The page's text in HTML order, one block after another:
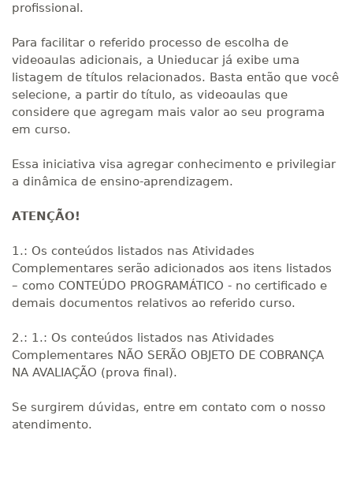
profissional.
Para facilitar o referido processo de escolha de
videoaulas adicionais, a Unieducar já exibe uma
listagem de títulos relacionados. Basta então que você
selecione, a partir do título, as videoaulas que
considere que agregam mais valor ao seu programa
em curso.
Essa iniciativa visa agregar conhecimento e privilegiar
a dinâmica de ensino-aprendizagem.
ATENÇÃO!
1.: Os conteúdos listados nas Atividades
Complementares serão adicionados aos itens listados
– como CONTEÚDO PROGRAMÁTICO - no certificado e
demais documentos relativos ao referido curso.
2.: 1.: Os conteúdos listados nas Atividades
Complementares NÃO SERÃO OBJETO DE COBRANÇA
NA AVALIAÇÃO (prova final).
Se surgirem dúvidas, entre em contato com o nosso
atendimento.